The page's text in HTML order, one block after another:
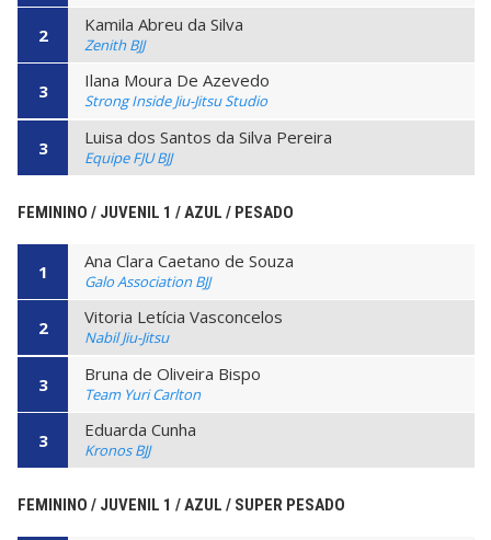
2 Kamila Abreu da Silva
Zenith BJJ
3 Ilana Moura De Azevedo
Strong Inside Jiu-Jitsu Studio
3 Luisa dos Santos da Silva Pereira
Equipe FJU BJJ
FEMININO / JUVENIL 1 / AZUL / PESADO
1 Ana Clara Caetano de Souza
Galo Association BJJ
2 Vitoria Letícia Vasconcelos
Nabil Jiu-Jitsu
3 Bruna de Oliveira Bispo
Team Yuri Carlton
3 Eduarda Cunha
Kronos BJJ
FEMININO / JUVENIL 1 / AZUL / SUPER PESADO